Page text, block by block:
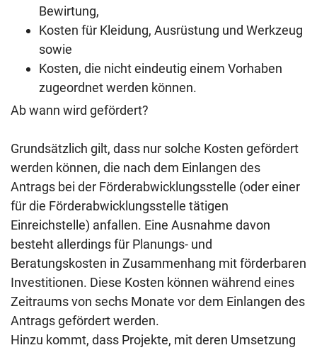
Bewirtung,
Kosten für Kleidung, Ausrüstung und Werkzeug
sowie
Kosten, die nicht eindeutig einem Vorhaben
zugeordnet werden können.
Ab wann wird gefördert?
Grundsätzlich gilt, dass nur solche Kosten gefördert
werden können, die nach dem Einlangen des
Antrags bei der Förderabwicklungsstelle (oder einer
für die Förderabwicklungsstelle tätigen
Einreichstelle) anfallen. Eine Ausnahme davon
besteht allerdings für Planungs- und
Beratungskosten in Zusammenhang mit förderbaren
Investitionen. Diese Kosten können während eines
Zeitraums von sechs Monate vor dem Einlangen des
Antrags gefördert werden.
Hinzu kommt, dass Projekte, mit deren Umsetzung